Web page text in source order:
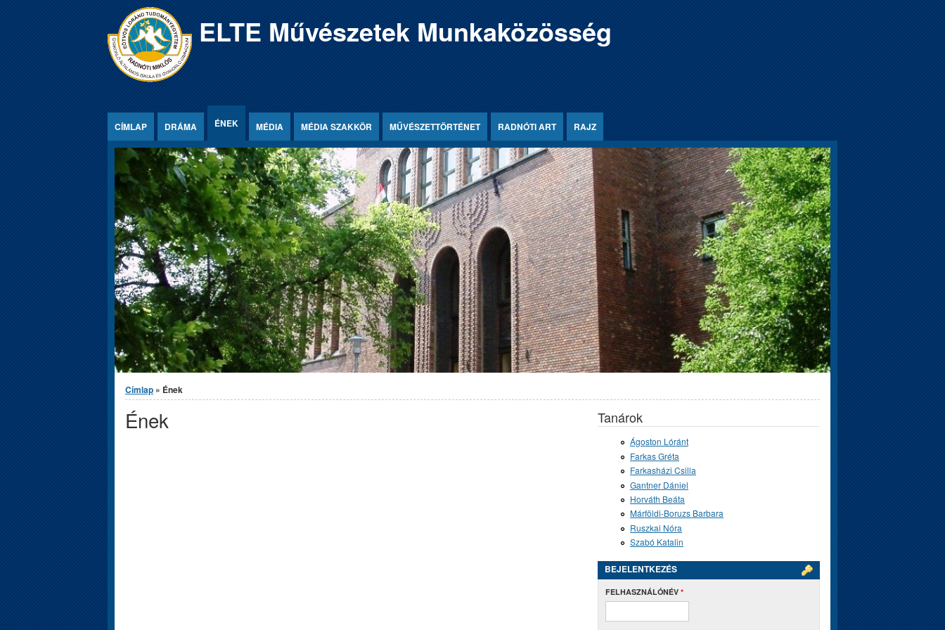
ELTE Művészetek Munkaközösség
CÍMLAP DRÁMA ÉNEK MÉDIA MÉDIA SZAKKÖR MŰVÉSZETTÖRTÉNET RADNÓTI ART RAJZ
Jelenlegi hely
Címlap » Ének
Ének Tanárok
Ágoston Lóránt
Farkas Gréta
Farkasházi Csilla
Gantner Dániel
Horváth Beáta
Márföldi-Boruzs Barbara
Ruszkai Nóra
Szabó Katalin
BEJELENTKEZÉS
FELHASZNÁLÓNÉV *